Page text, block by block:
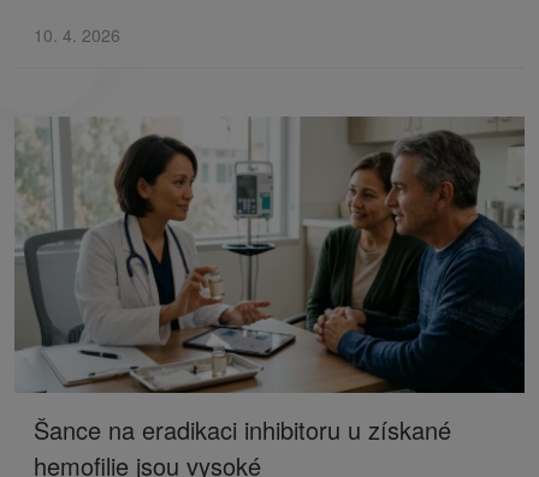
10. 4. 2026
Šance na eradikaci inhibitoru u získané
hemofilie jsou vysoké